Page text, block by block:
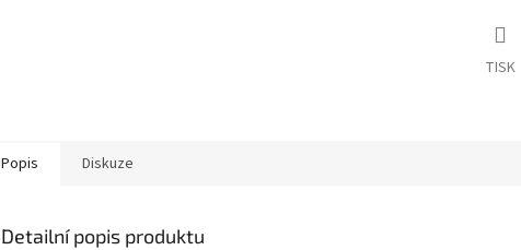
TISK
Popis Diskuze
Detailní popis produktu